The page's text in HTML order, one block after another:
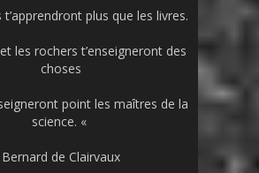
plus que les livres.
les rochers t’enseigneront des
choses
point les maîtres de la
science. «
Bernard de Clairvaux